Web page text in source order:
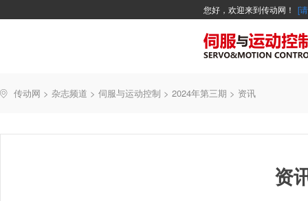
您好，欢迎来到传动网！ [
产业活动
企业管理
智能制造
传动网 > 杂志频道 > 伺服与运动控制 > 2024年第三期 > 资讯
资